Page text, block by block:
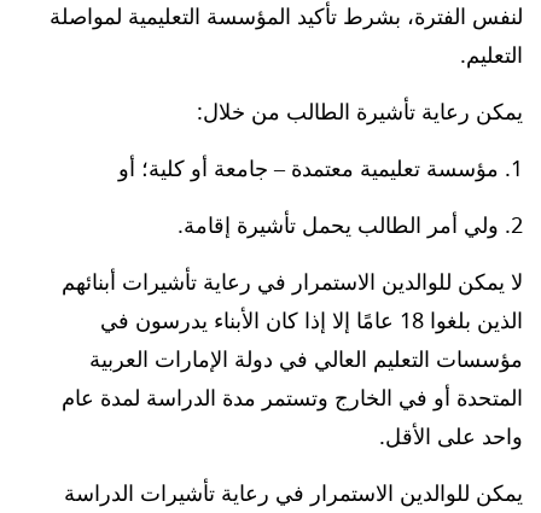
لنفس الفترة، بشرط تأكيد المؤسسة التعليمية لمواصلة
التعليم.
يمكن رعاية تأشيرة الطالب من خلال:
مؤسسة تعليمية معتمدة – جامعة أو كلية؛ أو
ولي أمر الطالب يحمل تأشيرة إقامة.
لا يمكن للوالدين الاستمرار في رعاية تأشيرات أبنائهم
الذين بلغوا 18 عامًا إلا إذا كان الأبناء يدرسون في
مؤسسات التعليم العالي في دولة الإمارات العربية
المتحدة أو في الخارج وتستمر مدة الدراسة لمدة عام
واحد على الأقل.
يمكن للوالدين الاستمرار في رعاية تأشيرات الدراسة